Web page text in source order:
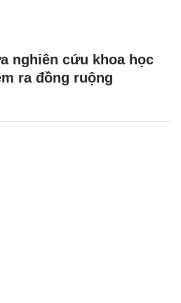
nghiên cứu khoa học
ra đồng ruộng